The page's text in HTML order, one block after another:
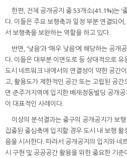
한편, 전체 공개공지 중 53개소(41.1%)는 ‘
다. 이들은 주요 보행축과 일정 부분 연결되
서 보행축을 보완하는 역할을 하고 있다.
반면, ‘낮음’과 ‘매우 낮음’에 해당하는 공
다. 이들은 대부분 이면도로 등 상대적으로
도시 네트워크 내에서의 연결성이 약한 공간
고, 활용도가 제한적인 공간 또는 고립된 공간
면 준주거지역에 입지한 배재정동빌딩 공개
이 대표적인 사례이다.
이상의 분석결과는 중구의 공개공지가 보
집중된 중심축에 입지할 경우 도시 내 보행
음을 시사한다. 따라서 공개공지의 입지와 네
시 구현 및 공공공간 활용을 위한 중요한 기